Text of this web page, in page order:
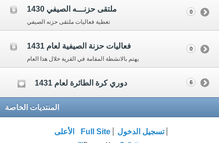
ملتقى حزنـــه الصيفي 1430
تغطية فعاليات ملتقى حزنه الصيفي
0
فعاليات حزنة الصيفية لعام 1431
يهتم بالانشطة المقامة في القرية خلال هذا العام
0
دوري كرة الطائرة لعام 1431 6
المنتديات الخاصة
تسجيل الدخول Full Site الأعلى